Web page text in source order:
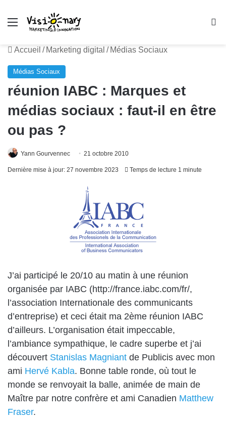
Menu
Accueil / Marketing digital / Médias Sociaux
Médias Sociaux
réunion IABC : Marques et
médias sociaux : faut-il en être
ou pas ?
Yann Gourvennec 21 octobre 2010
Dernière mise à jour: 27 novembre 2023 Temps de lecture 1 minute
J’ai participé le 20/10 au matin à une réunion
organisée par IABC (http://france.iabc.com/fr/,
l’association Internationale des communicants
d’entreprise) et ceci était ma 2ème réunion IABC
d’ailleurs. L’organisation était impeccable,
l’ambiance sympathique, le cadre superbe et j’ai
découvert Stanislas Magniant de Publicis avec mon
ami Hervé Kabla. Bonne table ronde, où tout le
monde se renvoyait la balle, animée de main de
Maître par notre confrère et ami Canadien Matthew
Fraser.